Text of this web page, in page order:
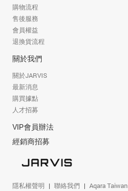
購物流程
售後服務
會員權益
退換貨流程
關於我們
關於JARVIS
最新消息
購買據點
人才招募
VIP會員辦法
經銷商招募
隱私權聲明 聯絡我們 Aqara